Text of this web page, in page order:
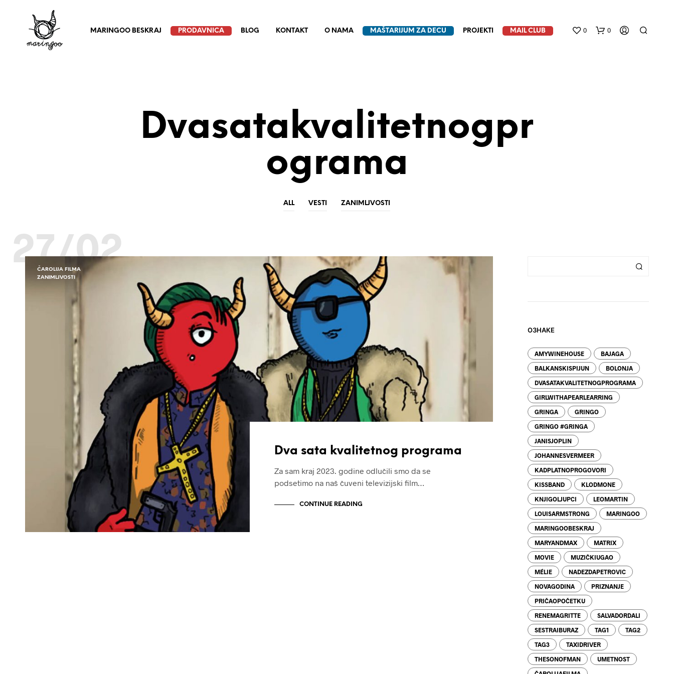
MARINGOO BESKRAJ PRODAVNICA BLOG KONTAKT O NAMA MAŠTARIJUM ZA DECU PROJEKTI MAIL CLUB 0 0
R
Dvasatakvalitetnogpr
Ograma
ALL VESTI ZANIMLJVOSTI
27/02
ČAROLIJA FILMA
ZANIMLJVOSTI
Dva sata kvalitetnog programa
Za sam kraj 2023. godine odlučili smo da se
podsetimo na naš čuveni televizijski film…
CONTINUE READING
ОЗНАКЕ
AMYWINEHOUSE BAJAGA
BALKANSKISPIJUN BOLONJA
DVASATAKVALITETNOGPROGRAMA
GIRLWITHAPEARLEARRING
GRINGA GRINGO
GRINGO #GRINGA
JANISJOPLIN
JOHANNESVERMEER
KADPLATNOPROGOVORI
KISSBAND KLODMONE
KNJIGOLJUPCI LEOMARTIN
LOUISARMSTRONG MARINGOO
MARINGOOBESKRAJ
MARYANDMAX MATRIX
MOVIE MUZIČKIUGAO
MÉLIE NADEZDAPETROVIC
NOVAGODINA PRIZNANJE
PRIČAOPOČETKU
RENEMAGRITTE SALVADORDALI
SESTRAIBURAZ TAG1 TAG2
TAG3 TAXIDRIVER
THESONOFMAN UMETNOST